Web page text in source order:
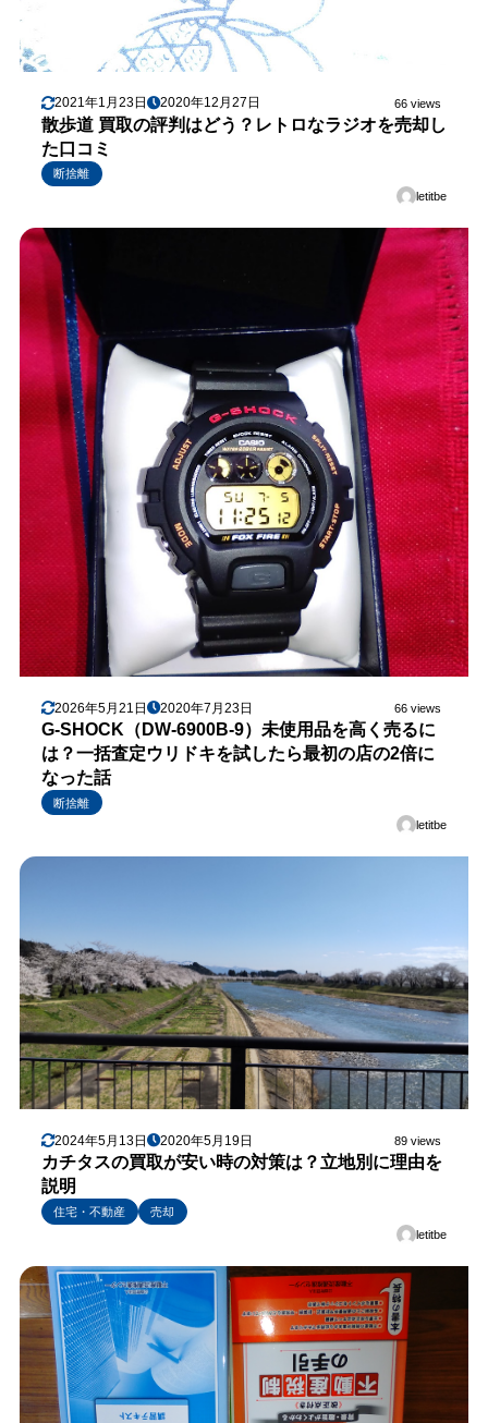
2021年1月23日 2020年12月27日 66 views
散歩道 買取の評判はどう？レトロなラジオを売却し
た口コミ
断捨離
letitbe
2026年5月21日 2020年7月23日 66 views
G-SHOCK（DW-6900B-9）未使用品を高く売るに
は？一括査定ウリドキを試したら最初の店の2倍に
なった話
断捨離
letitbe
2024年5月13日 2020年5月19日 89 views
カチタスの買取が安い時の対策は？立地別に理由を
説明
住宅・不動産
売却
letitbe